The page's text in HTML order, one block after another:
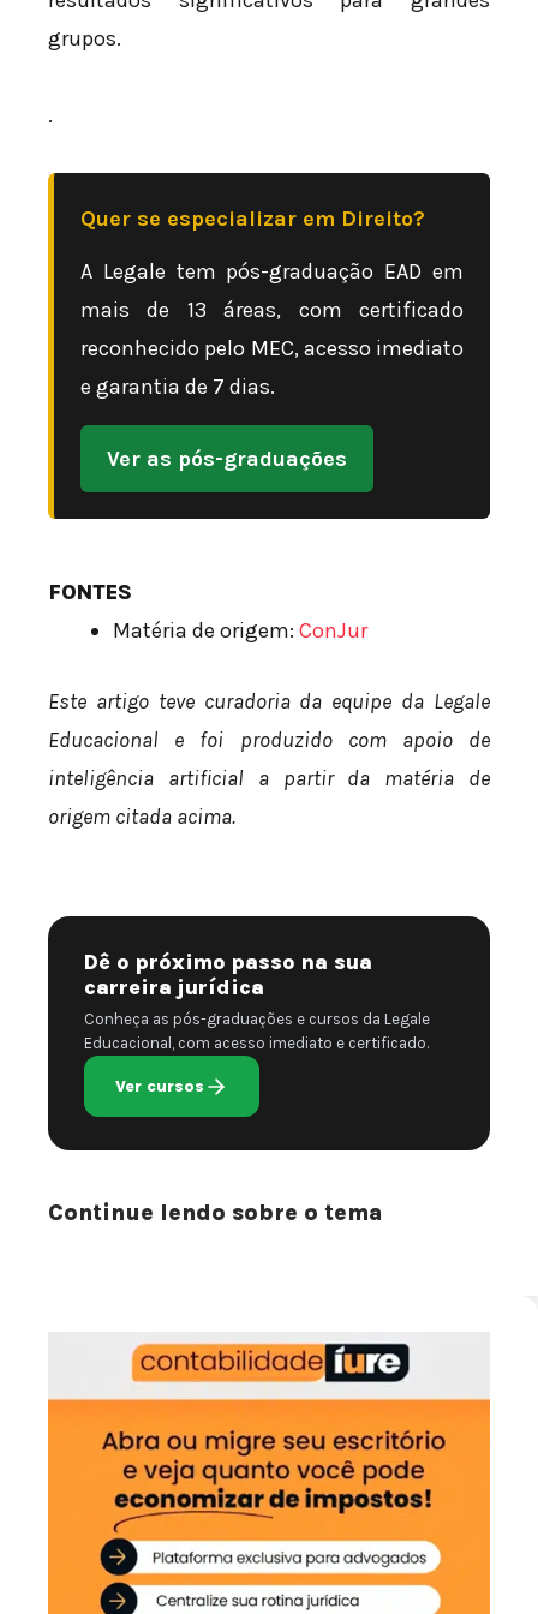
grupos.
.
Quer se especializar em Direito?
A Legale tem pós-graduação EAD em
mais de 13 áreas, com certificado
reconhecido pelo MEC, acesso imediato
e garantia de 7 dias.
Ver as pós-graduações
FONTES
Matéria de origem: ConJur
Este artigo teve curadoria da equipe da Legale
Educacional e foi produzido com apoio de
inteligência artificial a partir da matéria de
origem citada acima.
Dê o próximo passo na sua
carreira jurídica
Conheça as pós-graduações e cursos da Legale
Educacional, com acesso imediato e certificado.
Ver cursos
Continue lendo sobre o tema